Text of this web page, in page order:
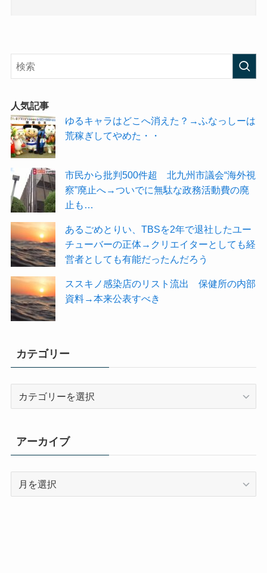
人気記事
ゆるキャラはどこへ消えた？→ふなっしーは
荒稼ぎしてやめた・・
市民から批判500件超 北九州市議会“海外視
察”廃止へ→ついでに無駄な政務活動費の廃
止も…
あるごめとりい、TBSを2年で退社したユー
チューバーの正体→クリエイターとしても経
営者としても有能だったんだろう
ススキノ感染店のリスト流出 保健所の内部
資料→本来公表すべき
カテゴリー
リ
ー
アーカイブ